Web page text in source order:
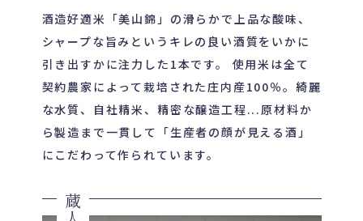
酒造好適米「美山錦」の滑らかで上品な酸味、
シャープな旨みというキレの良い酒質をいかに
引き出すかに注力した1本です。 使用米は全て
契約農家によって栽培された庄内産100％。綺麗
な水質、自社精米、精密な醸造工程...原材料か
ら製造まで一貫して「生産者の顔が見える酒」
にこだわって作られています。